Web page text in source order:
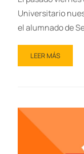
Universitario
el alumnado de
LEER MÁS